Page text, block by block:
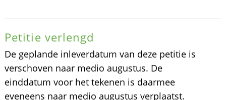
Petitie verlengd
De geplande inleverdatum van deze petitie is
verschoven naar medio augustus. De
einddatum voor het tekenen is daarmee
eveneens naar medio augustus verplaatst.